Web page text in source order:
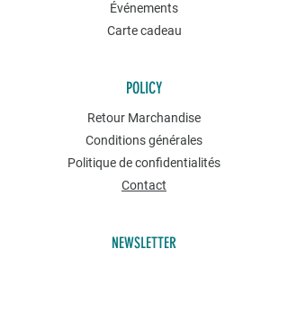
Événements
Carte cadeau
POLICY
Retour Marchandise
Conditions générales
Politique de confidentialités
Contact
NEWSLETTER